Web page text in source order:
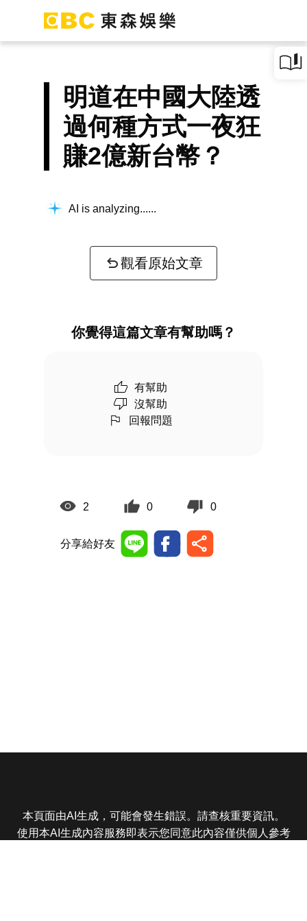
明道在中國大陸透
過何種方式一夜狂
賺2億新台幣？
AI is analyzing...
觀看原始文章
你覺得這篇文章有幫助嗎？
有幫助
沒幫助
回報問題
2 0 0
分享給好友
本頁面由AI生成，可能會發生錯誤。請查核重要資訊。
使用本AI生成內容服務即表示您同意此內容僅供個人參考